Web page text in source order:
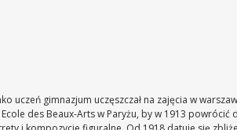
uczeń gimnazjum uczęszczał na zajęcia w
des Beaux-Arts w Paryżu, by w 1913